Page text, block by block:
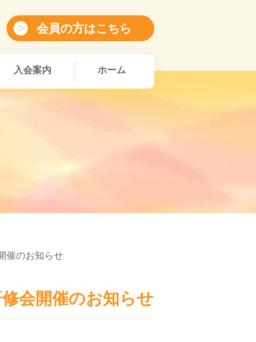
会員の方はこちら
入会案内 ホーム
催のお知らせ
会開催のお知らせ